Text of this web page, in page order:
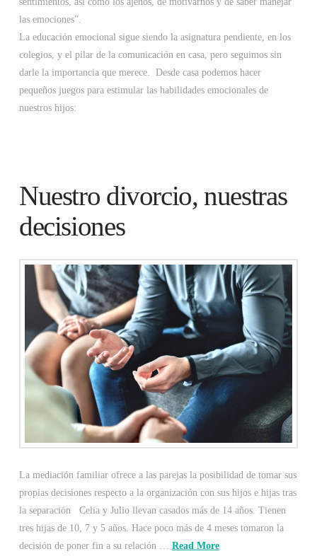
las emociones”.
La educación emocional sigue siendo la asignatura pendiente, en los
colegios, y el pilar de la comunicación en casa, pero seguimos sin
darle la importancia que merece. Desde casa podemos hacer
pequeños juegos para estimular las habilidades emocionales de
nuestros hijos:
Nuestro divorcio, nuestras
decisiones
La mediación familiar ofrece a las parejas la posibilidad de tomar sus
propias decisiones respecto a la organización con sus hijos e hijas tras
la separación Celia y Julio llevan casados más de 14 años. Tienen
tres hijas de 10, 7 y 5 años. Hace poco más de 4 meses tomaron la
decisión de poner fin a su relación … Read More